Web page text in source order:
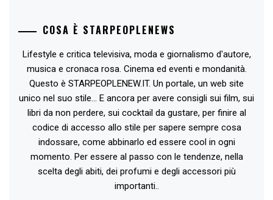
COSA È STARPEOPLENEWS
Lifestyle e critica televisiva, moda e giornalismo d'autore,
musica e cronaca rosa. Cinema ed eventi e mondanità.
Questo è STARPEOPLENEW.IT. Un portale, un web site
unico nel suo stile... E ancora per avere consigli sui film, sui
libri da non perdere, sui cocktail da gustare, per finire al
codice di accesso allo stile per sapere sempre cosa
indossare, come abbinarlo ed essere cool in ogni
momento. Per essere al passo con le tendenze, nella
scelta degli abiti, dei profumi e degli accessori più
importanti..